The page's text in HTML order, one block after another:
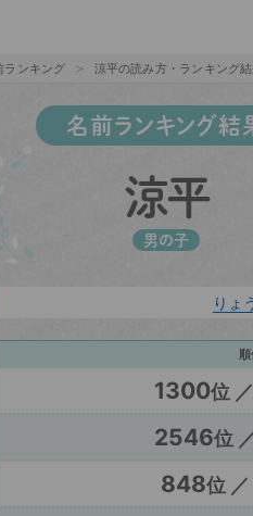
ランキング 涼平の読み方・ランキング
名前ランキング結
涼平
男の子
りょ
1300位
2546位
848位